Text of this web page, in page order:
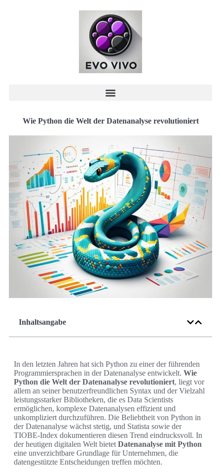
Wie Python die Welt der Datenanalyse revolutioniert
Inhaltsangabe
In den letzten Jahren hat sich Python zu einer der führenden
Programmiersprachen in der Datenanalyse entwickelt. Wie
Python die Welt der Datenanalyse revolutioniert, liegt vor
allem an seiner benutzerfreundlichen Syntax und der Vielzahl
leistungsstarker Bibliotheken, die es Data Scientists
ermöglichen, komplexe Datenanalysen effizient und
unkompliziert durchzuführen. Die Beliebtheit von Python in
der Datenanalyse wächst stetig, und Statista sowie der
TIOBE-Index dokumentieren diesen Trend eindrucksvoll. In
der heutigen digitalen Welt bietet Datenanalyse mit Python
eine unverzichtbare Grundlage für Unternehmen, die
datengestützte Entscheidungen treffen möchten.